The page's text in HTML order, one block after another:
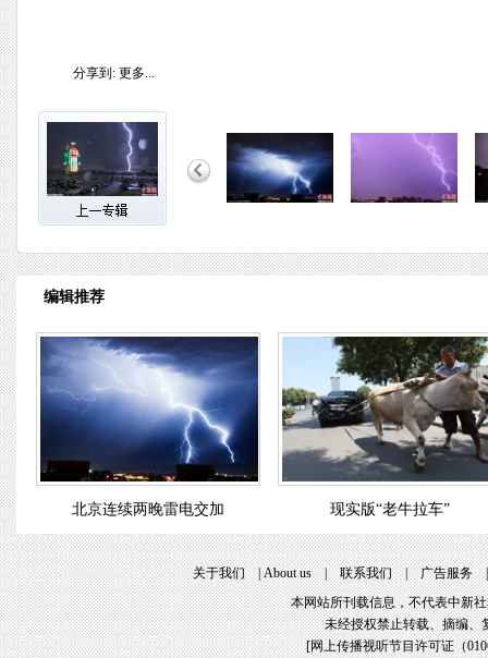
分享到: 更多...
编辑推荐
北京连续两晚雷电交加 现实版“老牛拉车”
关于我们|About us|联系我们|广告服务
本网站所刊载信息，不代表中新
未经授权禁止转载、摘编、
[网上传播视听节目许可证（